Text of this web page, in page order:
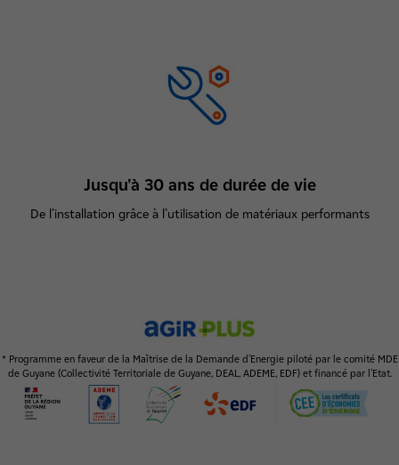
Jusqu'à 30 ans de durée de vie
De l'installation grâce à l’utilisation de matériaux performants
* Programme en faveur de la Maîtrise de la Demande d’Energie piloté par le comité MDE
de Guyane (Collectivité Territoriale de Guyane, DEAL, ADEME, EDF) et financé par l’Etat.